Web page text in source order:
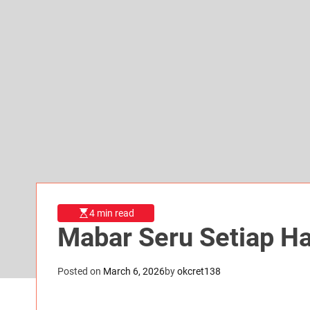
4 min read
Mabar Seru Setiap
Posted on March 6, 2026byokcret138